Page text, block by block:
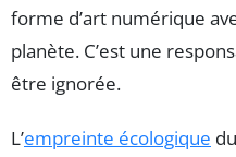
forme d’art numérique
planète. C’est une
être ignorée.
L’empreinte écologique